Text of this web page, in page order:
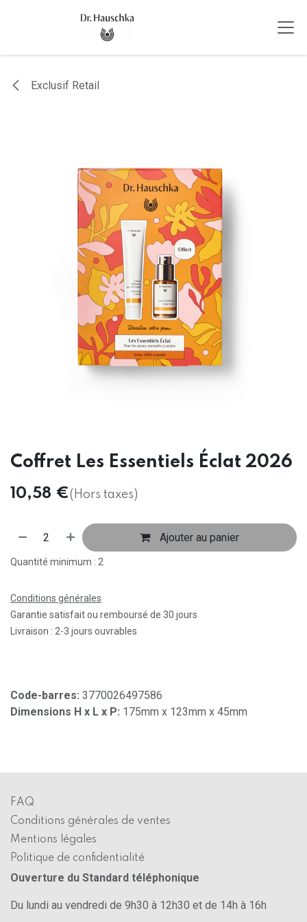
Exclusif Retail
Coffret Les Essentiels Éclat 2026
10,58 €(Hors taxes)
Ajouter au panier
Quantité minimum : 2
Conditions générales
Garantie satisfait ou remboursé de 30 jours
Livraison : 2-3 jours ouvrables
Code-barres: 3770026497586
Dimensions H x L x P: 175mm x 123mm x 45mm
FAQ
Conditions générales de ventes
Mentions légales
Politique de confidentialité
Ouverture du Standard téléphonique
Du lundi au vendredi de 9h30 à 12h30 et de 14h à 16h